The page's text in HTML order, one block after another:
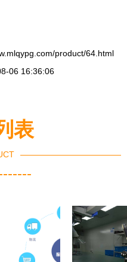
product/64.html
06 16:36:06
表